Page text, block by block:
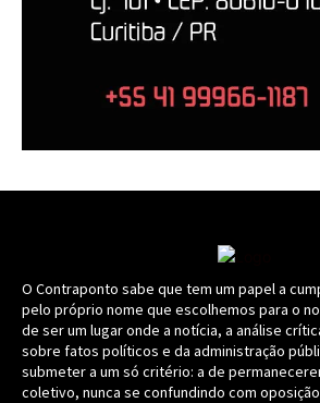
O Contraponto sabe que tem um papel a
pelo próprio nome que escolhemos para o
de ser um lugar onde a notícia, a análise
sobre fatos políticos e da administração
submeter a um só critério: a de
coletivo, nunca se confundindo com